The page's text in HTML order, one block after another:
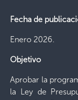
Fecha de
Enero 2026.
Objetivo
Aprobar la
la Ley de